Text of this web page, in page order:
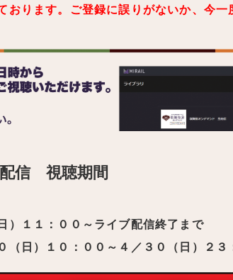
ります。ご登録に誤りがないか、今一
配信 視聴期間
）１１：００～ライブ配信終了まで
（日）１０：００～４／３０（日）２３